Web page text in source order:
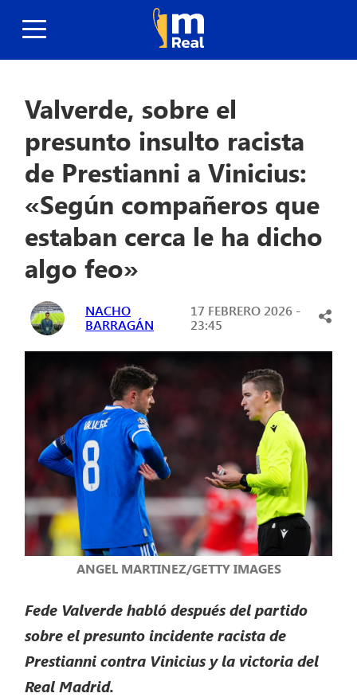
Valverde, sobre el
presunto insulto racista
de Prestianni a Vinicius:
«Según compañeros que
estaban cerca le ha dicho
algo feo»
NACHO
BARRAGÁN
17 FEBRERO 2026 -
23:45
ANGEL MARTINEZ/GETTY IMAGES
Fede Valverde habló después del partido
sobre el presunto incidente racista de
Prestianni contra Vinicius y la victoria del
Real Madrid.